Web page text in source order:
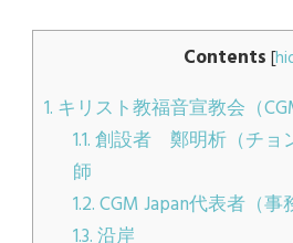
Contents [
1. キリスト教福音宣教会（
1.1.創設者 鄭明析（チョ
師
1.2.CGM Japan代表者（事